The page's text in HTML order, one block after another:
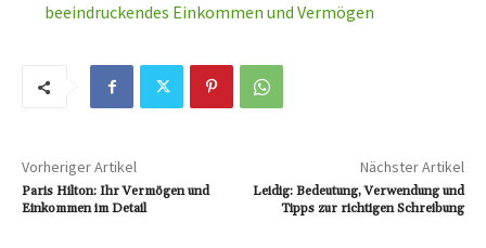
beeindruckendes Einkommen und Vermögen
Vorheriger Artikel
Paris Hilton: Ihr Vermögen und
Einkommen im Detail
Nächster Artikel
Leidig: Bedeutung, Verwendung und
Tipps zur richtigen Schreibung